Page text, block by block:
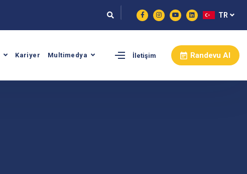
TR
Kariyer Multimedya İletişim Randevu Al